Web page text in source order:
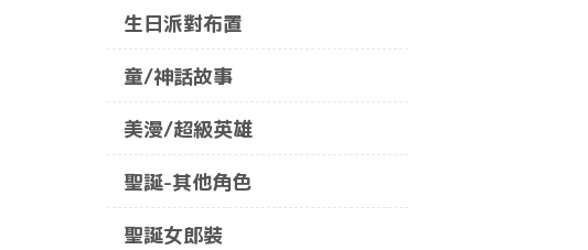
生日派對布置
童/神話故事
美漫/超級英雄
聖誕-其他角色
聖誕女郎裝